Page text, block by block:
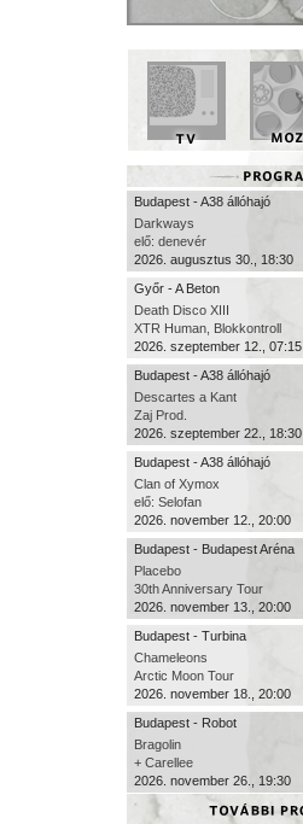
Budapest - A38 állóhajó
Darkways
elő: denevér
2026. augusztus 30., 18:30
Győr - A Beton
Death Disco XIII
XTR Human, Blokkontroll
2026. szeptember 12., 07:15
Budapest - A38 állóhajó
Descartes a Kant
Zaj Prod.
2026. szeptember 22., 18:30
Budapest - A38 állóhajó
Clan of Xymox
elő: Selofan
2026. november 12., 20:00
Budapest - Budapest Aréna
Placebo
30th Anniversary Tour
2026. november 13., 20:00
Budapest - Turbina
Chameleons
Arctic Moon Tour
2026. november 18., 20:00
Budapest - Robot
Bragolin
+ Carellee
2026. november 26., 19:30